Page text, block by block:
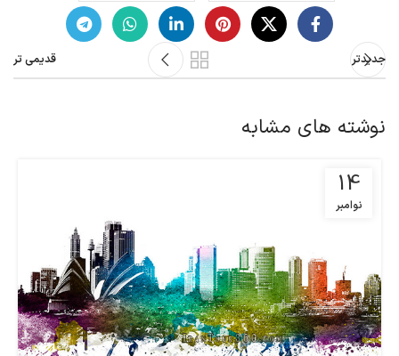
جدیدتر قدیمی تر
نوشته های مشابه
14
نوامبر